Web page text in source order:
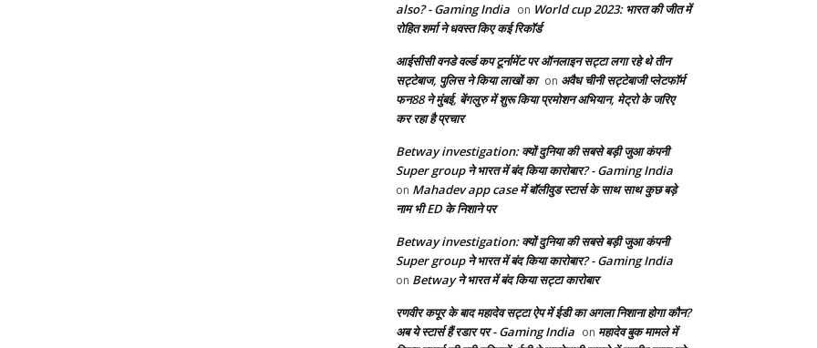
also? - Gaming India on World cup 2023: भारत की जीत में
रोहित शर्मा ने धवस्त किए कई रिकॉर्ड
आईसीसी वनडे वर्ल्ड कप टूर्नामेंट पर ऑनलाइन सट्टा लगा रहे थे तीन
सट्टेबाज, पुलिस ने किया लाखों का on अवैध चीनी सट्टेबाजी प्लेटफॉर्म
फन88 ने मुंबई, बेंगलुरु में शुरू किया प्रमोशन अभियान, मेट्रो के जरिए
कर रहा है प्रचार
Betway investigation: क्यों दुनिया की सबसे बड़ी जुआ कंपनी
Super group ने भारत में बंद किया कारोबार? - Gaming India
on Mahadev app case में बॉलीवुड स्टार्स के साथ साथ कुछ बड़े
नाम भी ED के निशाने पर
Betway investigation: क्यों दुनिया की सबसे बड़ी जुआ कंपनी
Super group ने भारत में बंद किया कारोबार? - Gaming India
on Betway ने भारत में बंद किया सट्टा कारोबार
रणवीर कपूर के बाद महादेव सट्टा ऐप में ईडी का अगला निशाना होगा कौन?
अब ये स्टार्स हैं रडार पर - Gaming India on महादेव बुक मामले में